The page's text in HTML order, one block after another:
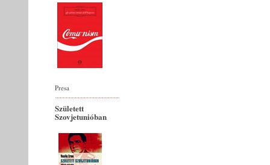
Presa
Született
Szovjetunióban